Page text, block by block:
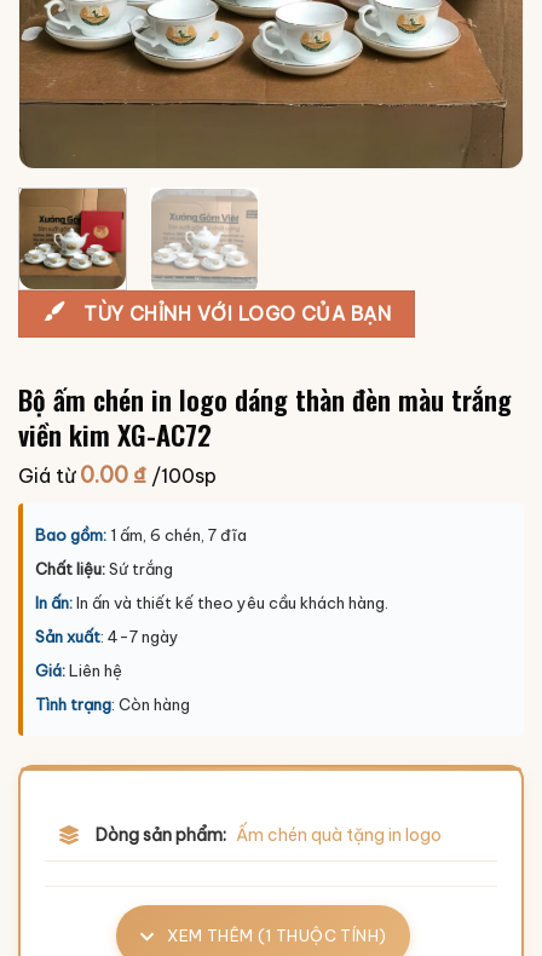
TÙY CHỈNH VỚI LOGO CỦA BẠN
Bộ ấm chén in logo dáng thàn đèn màu trắng
viền kim XG-AC72
Giá từ 0.00₫ /100sp
Bao gồm: 1 ấm, 6 chén, 7 đĩa
Chất liệu:Sứ trắng
In ấn:In ấn và thiết kế theo yêu cầu khách hàng.
Sản xuất: 4-7 ngày
Giá:Liên hệ
Tình trạng: Còn hàng
Dòng sản phẩm: Ấm chén quà tặng in logo
XEM THÊM (1 THUỘC TÍNH)